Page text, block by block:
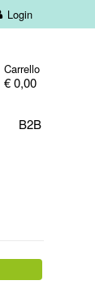
Login
Carrello
€ 0,00
B2B